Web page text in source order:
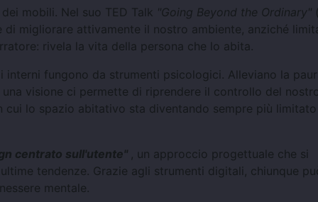
mobili. Nel suo TED Talk "Going Beyond the Ordinary"
di migliorare attivamente il nostro ambiente, anziché
rivela la vita della persona che lo abita.
fungono da strumenti psicologici. Alleviano la
visione ci permette di riprendere il controllo del
lo spazio abitativo sta diventando sempre più
centrato sull'utente"
, un approccio progettuale che si
tendenze. Grazie agli strumenti digitali, chiunque
mentale.